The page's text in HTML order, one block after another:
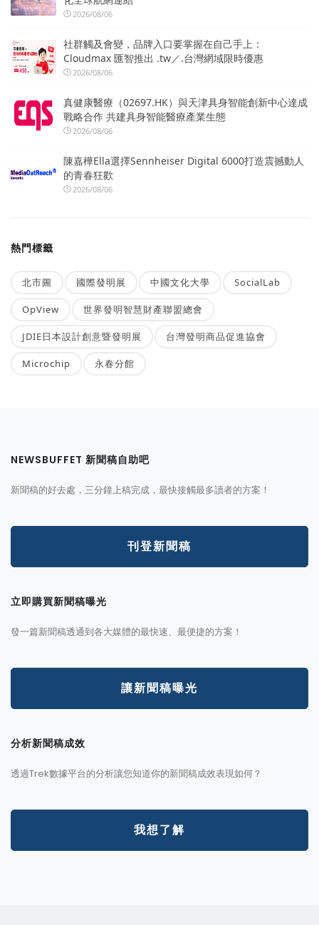
2026/08/06
社群觸及會變，品牌入口要掌握在自己手上：
Cloudmax 匯智推出 .tw／.台灣網域限時優惠
2026/08/06
真健康醫療（02697.HK）與天津具身智能創新中心達成
戰略合作 共建具身智能醫療產業生態
2026/08/06
陳嘉樺Ella選擇Sennheiser Digital 6000打造震撼動人
的青春狂歡
2026/08/06
熱門標籤
北市圖 國際發明展 中國文化大學 SocialLab
OpView 世界發明智慧財產聯盟總會
JDIE日本設計創意暨發明展 台灣發明商品促進協會
Microchip 永春分館
NEWSBUFFET 新聞稿自助吧
新聞稿的好去處，三分鐘上稿完成，最快接觸最多讀者的方案！
刊登新聞稿
立即購買新聞稿曝光
發一篇新聞稿透通到各大媒體的最快速、最便捷的方案！
讓新聞稿曝光
分析新聞稿成效
透過Trek數據平台的分析讓您知道你的新聞稿成效表現如何？
我想了解